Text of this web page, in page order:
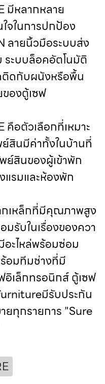
มีหลากหลาย
จในการปกป้อง
ลายนิ้วมือระบบส่ง
ระบบล็อคอัตโนมัติ
ติดกับผนังหรือพื้น
องตู้เซฟ
คือตัวเลือกที่เหมาะ
สินมีค่าทั้งในบ้านที่
ย์สินของผู้เข้าพัก
แรมและห้องพัก
กเหล็กที่มีคุณภาพสูง
มรับในเรื่องของควา
อะไหล่พร้อมซ่อม
อมทีมช่างที่มี
เล็กทรอนิกส์ ตู้เซฟ
มีรับประกัน
ยทุกรายการ "Sure